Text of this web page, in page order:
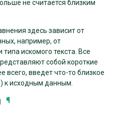
не считается близким
здесь зависит от
например, от
искомого текста. Все
собой короткие
всего, введет что-то близкое
к исходным данным.
¶